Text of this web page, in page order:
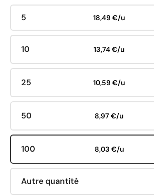
5 18,49 €/u
10 13,74 €/u
25 10,59 €/u
50 8,97 €/u
100 8,03 €/u
Autre quantité